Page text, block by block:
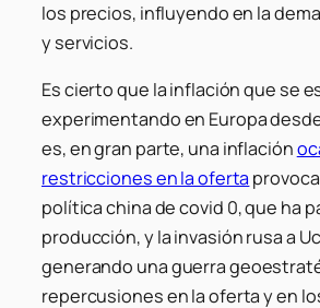
los precios, influyendo en la
y servicios.
Es cierto que la inflación que se
experimentando en Europa
es, en gran parte, una inflación
restricciones en la oferta
política china decovid 0, que ha
producción, y la invasión rusa a
generando una guerra
repercusiones en la oferta y en